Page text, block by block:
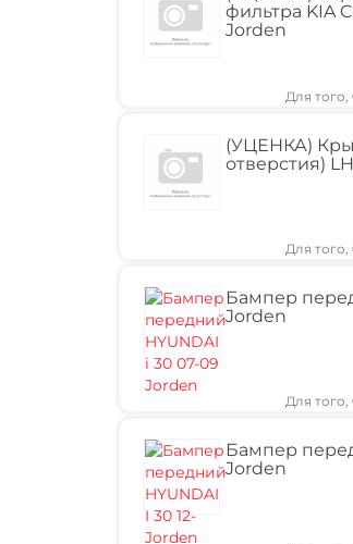
фильтра KIA
Jorden
Для
(УЦЕНКА)
отверстия)
Для
Бампер
Jorden
Для
Бампер
Jorden